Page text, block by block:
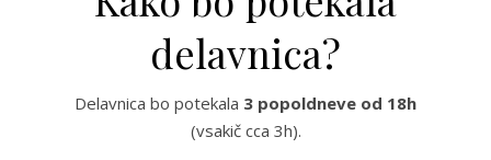
delavnica?
Delavnica bo potekala 3 popoldneve od 18h
(vsakič cca 3h).